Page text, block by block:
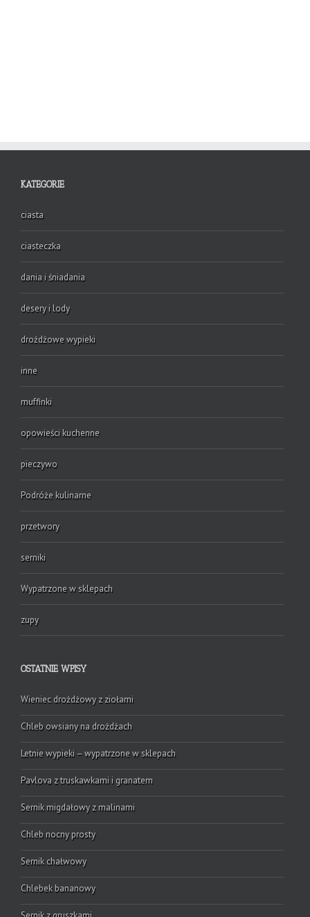
KATEGORIE
ciasta
ciasteczka
dania i śniadania
desery i lody
drożdżowe wypieki
inne
muffinki
opowieści kuchenne
pieczywo
Podróże kulinarne
przetwory
serniki
Wypatrzone w sklepach
zupy
OSTATNIE WPISY
Wieniec drożdżowy z ziołami
Chleb owsiany na drożdżach
Letnie wypieki – wypatrzone w sklepach
Pavlova z truskawkami i granatem
Sernik migdałowy z malinami
Chleb nocny prosty
Sernik chałwowy
Chlebek bananowy